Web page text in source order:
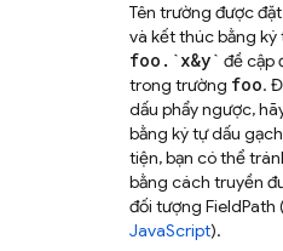
Tên trường được
và kết thúc bằng
foo . `x&y` đề cập
trong trường foo.
dấu phẩy ngược,
bằng ký tự dấu
tiện, bạn có thể
bằng cách truyền
đối tượng FieldPath (
JavaScript).